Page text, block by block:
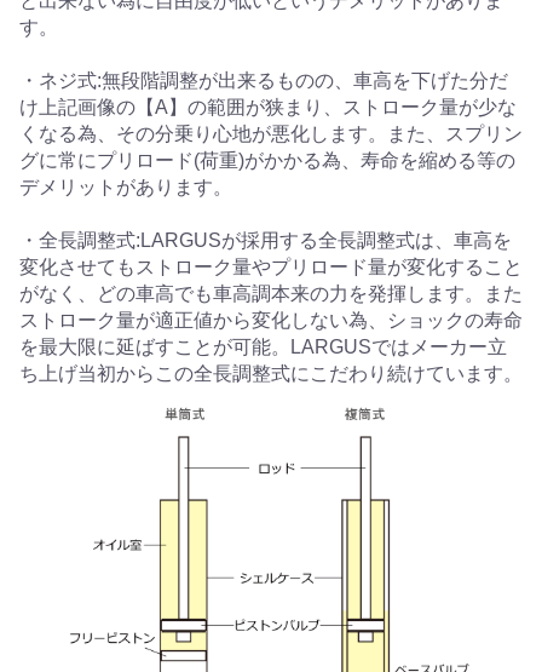
す。
・ネジ式:無段階調整が出来るものの、車高を下げた分だ
け上記画像の【A】の範囲が狭まり、ストローク量が少な
くなる為、その分乗り心地が悪化します。また、スプリン
グに常にプリロード(荷重)がかかる為、寿命を縮める等の
デメリットがあります。
・全長調整式:LARGUSが採用する全長調整式は、車高を
変化させてもストローク量やプリロード量が変化すること
がなく、どの車高でも車高調本来の力を発揮します。また
ストローク量が適正値から変化しない為、ショックの寿命
を最大限に延ばすことが可能。LARGUSではメーカー立
ち上げ当初からこの全長調整式にこだわり続けています。